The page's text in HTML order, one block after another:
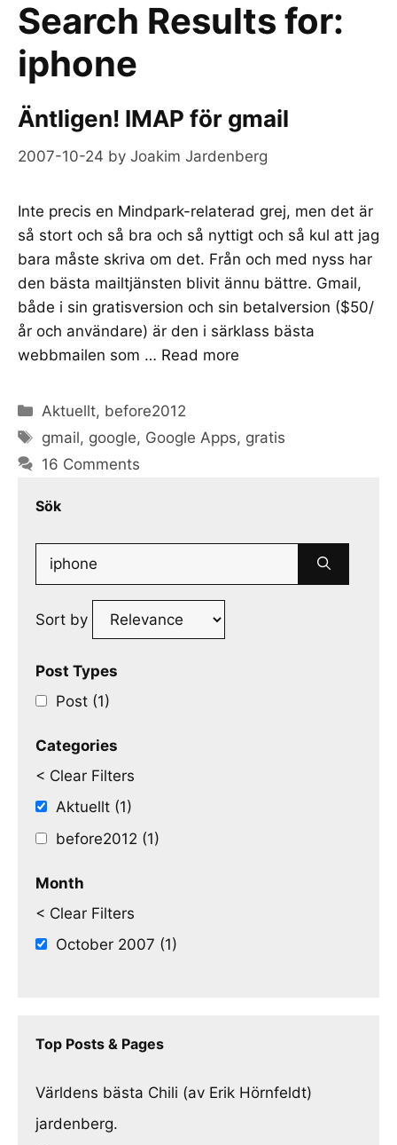
Search Results for:
iphone
Äntligen! IMAP för gmail
2007-10-24 by Joakim Jardenberg
Inte precis en Mindpark-relaterad grej, men det är
så stort och så bra och så nyttigt och så kul att jag
bara måste skriva om det. Från och med nyss har
den bästa mailtjänsten blivit ännu bättre. Gmail,
både i sin gratisversion och sin betalversion ($50/
år och användare) är den i särklass bästa
webbmailen som … Read more
Categories
Aktuellt, before2012
Tags
gmail, google, Google Apps, gratis
16 Comments
Sök
Search
for:
Sort by
Post Types
Post (1)
Categories
< Clear Filters
Aktuellt (1)
before2012 (1)
Month
< Clear Filters
October 2007 (1)
Top Posts & Pages
Världens bästa Chili (av Erik Hörnfeldt)
jardenberg.